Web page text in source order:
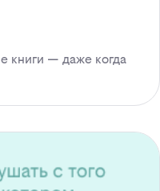
книги — даже когда